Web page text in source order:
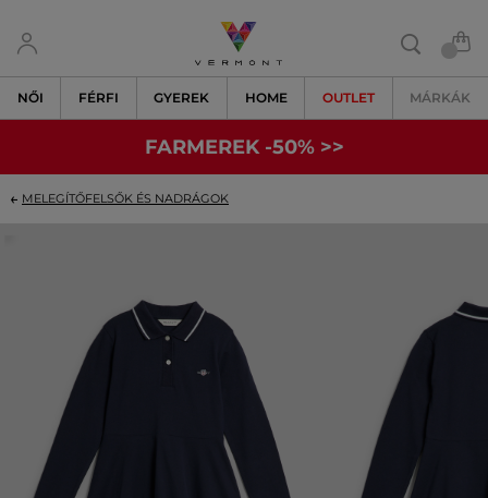
NŐI FÉRFI GYEREK HOME OUTLET MÁRKÁK
FARMEREK -50% >>
MELEGÍTŐFELSŐK ÉS NADRÁGOK